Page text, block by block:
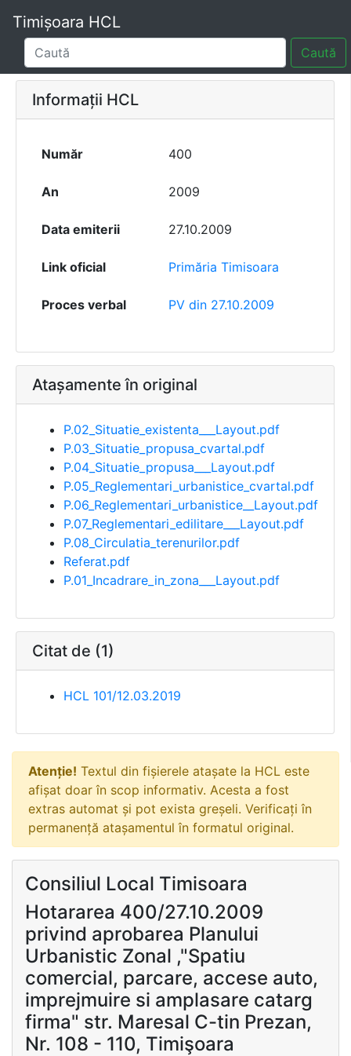
Timișoara HCL
Caută
Informații HCL
Număr 400
An 2009
Data emiterii 27.10.2009
Link oficial Primăria Timisoara
Proces verbal PV din 27.10.2009
Atașamente în original
P.02_Situatie_existenta___Layout.pdf
P.03_Situatie_propusa_cvartal.pdf
P.04_Situatie_propusa___Layout.pdf
P.05_Reglementari_urbanistice_cvartal.pdf
P.06_Reglementari_urbanistice__Layout.pdf
P.07_Reglementari_edilitare___Layout.pdf
P.08_Circulatia_terenurilor.pdf
Referat.pdf
P.01_Incadrare_in_zona___Layout.pdf
Citat de (1)
HCL 101/12.03.2019
Atenție! Textul din fișierele atașate la HCL este
afișat doar în scop informativ. Acesta a fost
extras automat și pot exista greșeli. Verificați în
permanență atașamentul în formatul original.
Consiliul Local Timisoara
Hotararea 400/27.10.2009
privind aprobarea Planului
Urbanistic Zonal ,"Spatiu
comercial, parcare, accese auto,
imprejmuire si amplasare catarg
firma" str. Maresal C-tin Prezan,
Nr. 108 - 110, Timişoara